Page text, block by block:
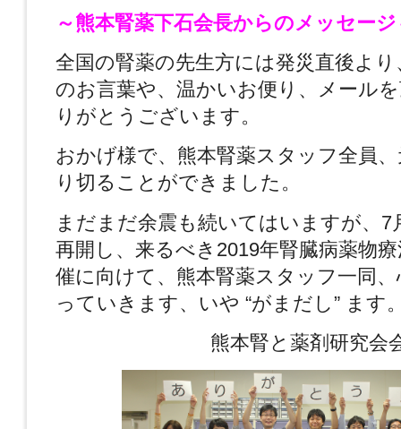
～熊本腎薬下石会長からのメッセージ
全国の腎薬の先生方には発災直後よ
のお言葉や、温かいお便り、メール
りがとうございます。
おかげ様で、熊本腎薬スタッフ全員
り切ることができました。
まだまだ余震も続いてはいますが、7
再開し、来るべき2019年腎臓病薬物
催に向けて、熊本腎薬スタッフ一同
っていきます、いや “がまだし” ます
熊本腎と薬剤研究